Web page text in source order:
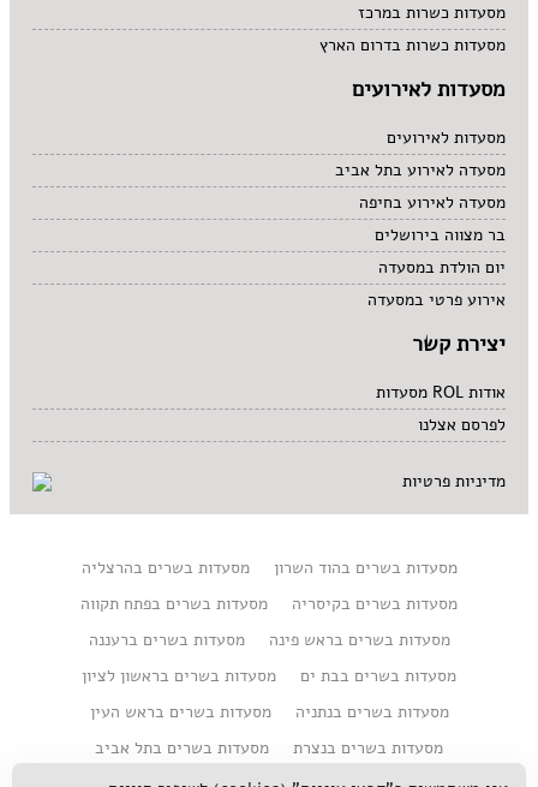
מסעדות כשרות במרכז
מסעדות כשרות בדרום הארץ
מסעדות לאירועים
מסעדות לאירועים
מסעדה לאירוע בתל אביב
מסעדה לאירוע בחיפה
בר מצווה בירושלים
יום הולדת במסעדה
אירוע פרטי במסעדה
יצירת קשר
אודות ROL מסעדות
לפרסם אצלנו
מדיניות פרטיות
מסעדות בשרים בהוד השרון
מסעדות בשרים בהרצליה
מסעדות בשרים בקיסריה
מסעדות בשרים בפתח תקווה
מסעדות בשרים בראש פינה
מסעדות בשרים ברעננה
מסעדות בשרים בבת ים
מסעדות בשרים בראשון לציון
מסעדות בשרים בנתניה
מסעדות בשרים בראש העין
מסעדות בשרים בנצרת
מסעדות בשרים בתל אביב